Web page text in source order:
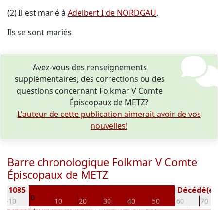
(2) Il est marié à Adelbert I de NORDGAU.
Ils se sont mariés
Avez-vous des renseignements
supplémentaires, des corrections ou des
questions concernant Folkmar V Comte
Épiscopaux de METZ?
L'auteur de cette publication aimerait avoir de vos
nouvelles!
Barre chronologique Folkmar V Comte
Épiscopaux de METZ
-10 0 10 20 30 40 50 60 70
1085 Décédé(e